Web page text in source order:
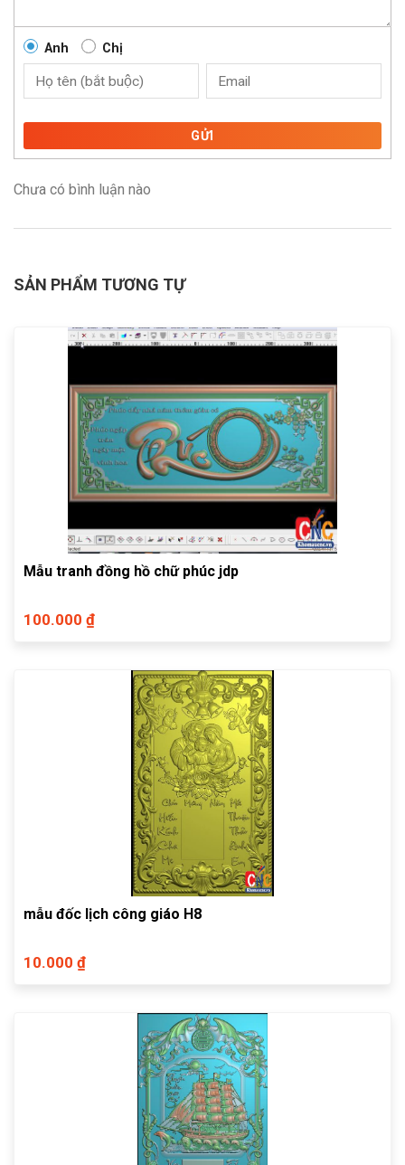
Anh Chị
GỬI
Chưa có bình luận nào
SẢN PHẨM TƯƠNG TỰ
Mẫu tranh đồng hồ chữ phúc jdp
100.000 ₫
mẫu đốc lịch công giáo H8
10.000 ₫